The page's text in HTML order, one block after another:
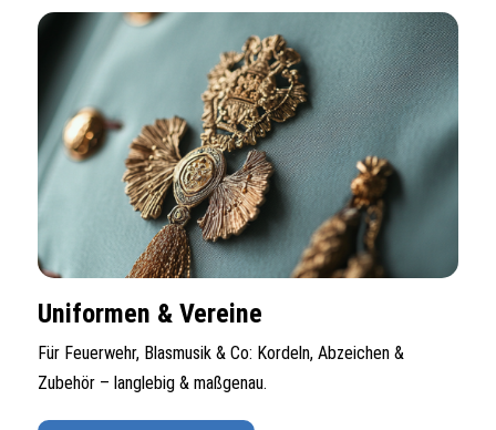
Uniformen & Vereine
Für Feuerwehr, Blasmusik & Co: Kordeln, Abzeichen &
Zubehör – langlebig & maßgenau.